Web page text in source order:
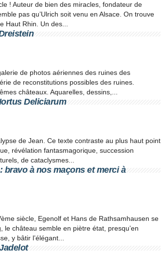
! Auteur de bien des miracles, fondateur de
pas qu’Ulrich soit venu en Alsace. On trouve
Haut Rhin. Un des...
de photos aériennes des ruines des
de reconstitutions possibles des ruines.
châteaux. Aquarelles, dessins,...
Deliciarum
de Jean. Ce texte contraste au plus haut point
révélation fantasmagorique, succession
de cataclysmes...
à nos maçons et merci à
siècle, Egenolf et Hans de Rathsamhausen se
château semble en piètre état, presqu’en
y bâtir l’élégant...